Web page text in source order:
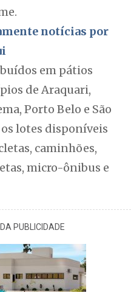
notícias por
em pátios
de Araquari,
Porto Belo e São
lotes disponíveis
caminhões,
micro-ônibus e
PUBLICIDADE